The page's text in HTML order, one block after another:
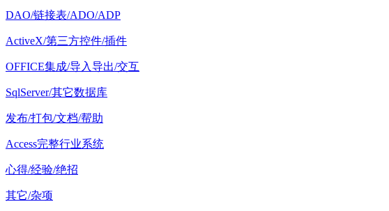
DAO/链接表/ADO/ADP
ActiveX/第三方控件/插件
OFFICE集成/导入导出/交互
SqlServer/其它数据库
发布/打包/文档/帮助
Access完整行业系统
心得/经验/绝招
其它/杂项